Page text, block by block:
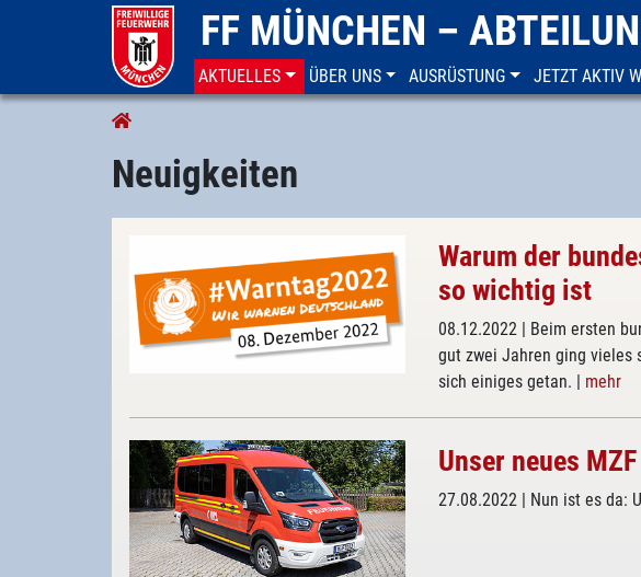
FF MÜNCHEN –
AKTUELLES (CURRENT)
ÜBER UNS AUSRÜSTUNG JETZT AKTIV
Neuigkeiten
Warum der
so wichtig ist
08.12.2022 | Beim ersten
gut zwei Jahren ging vieles
sich einiges getan. | mehr
Unser neues MZF
27.08.2022 | Nun ist es da: